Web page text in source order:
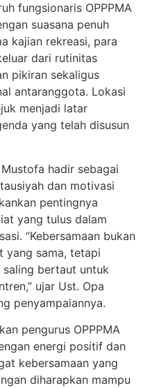
fungsionaris OPPPMA
suasana penuh
kajian rekreasi, para
dari rutinitas
pikiran sekaligus
antaranggota. Lokasi
menjadi latar
yang telah disusun
hadir sebagai
dan motivasi
pentingnya
yang tulus dalam
“Kebersamaan bukan
yang sama, tetapi
bertaut untuk
ujar Ust. Opa
penyampaiannya.
pengurus OPPPMA
energi positif dan
kebersamaan yang
diharapkan mampu